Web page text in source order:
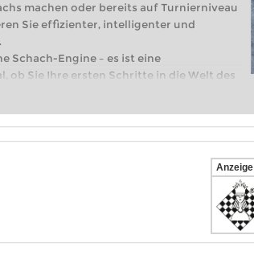
machen oder bereits auf Turnierniveau
Sie effizienter, intelligenter und
Schach-Engine – es ist eine
ob Sie Ihre ersten Schritte in die Welt des
bereits auf Turnierniveau spielen: Mit
Anzeige